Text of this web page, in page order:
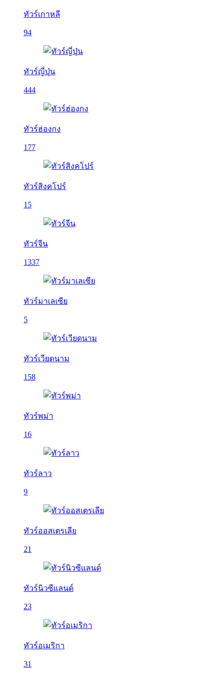
ทัวร์เกาหลี
94
ทัวร์ญี่ปุ่น
444
ทัวร์ฮ่องกง
177
ทัวร์สิงคโปร์
15
ทัวร์จีน
1337
ทัวร์มาเลเซีย
5
ทัวร์เวียดนาม
158
ทัวร์พม่า
16
ทัวร์ลาว
9
ทัวร์ออสเตรเลีย
21
ทัวร์นิวซีแลนด์
23
ทัวร์อเมริกา
31